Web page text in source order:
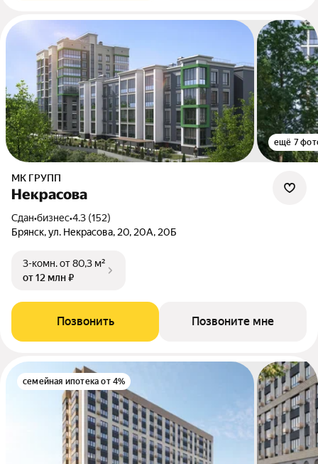
ещё 7
МК ГРУПП
Некрасова
Сдан•бизнес•4.3 (152)
Брянск, ул. Некрасова, 20, 20А, 20Б
3-комн.от 80,3 м²
от 12 млн ₽
Позвонить Позвоните мне
семейная ипотека от 4%